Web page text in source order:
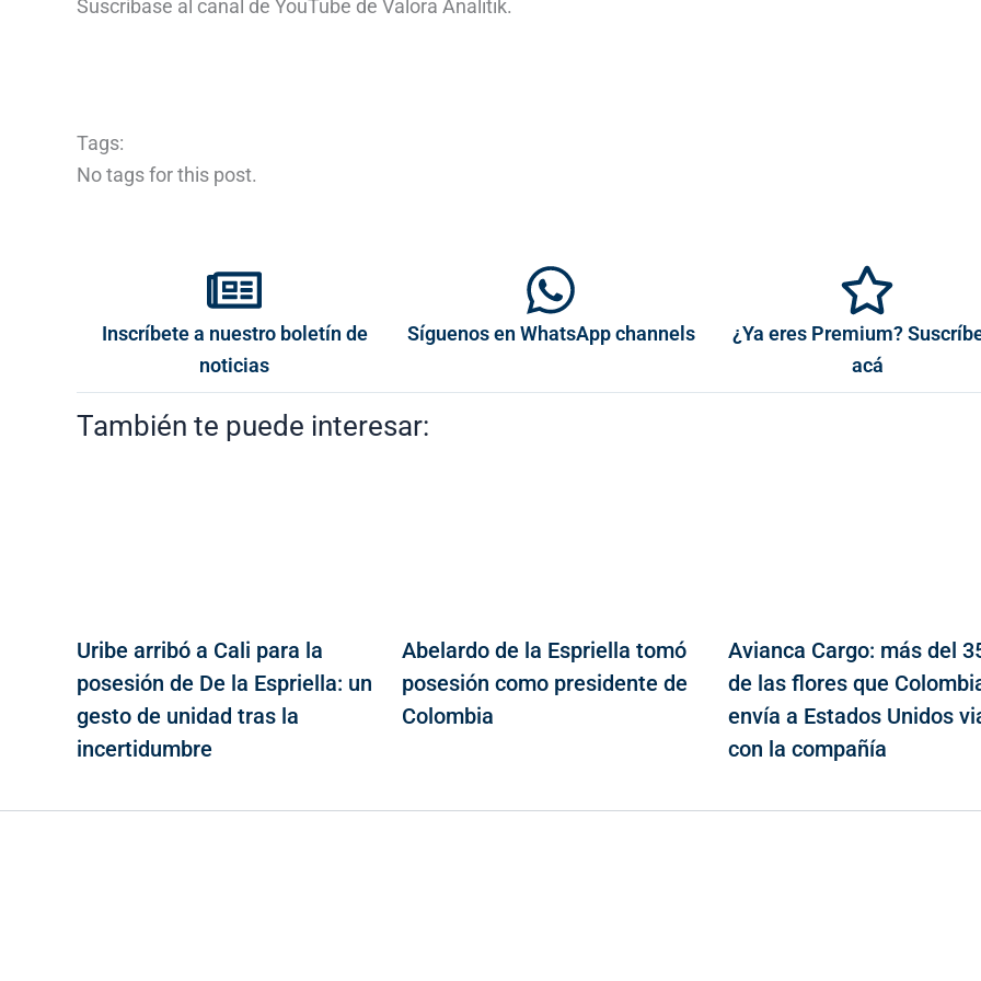
Suscríbase al canal de YouTube de Valora Analitik.
Tags:
No tags for this post.
Inscríbete a nuestro boletín de
noticias
Síguenos en WhatsApp channels
¿Ya eres Premium?
acá
También te puede interesar:
Uribe arribó a Cali para la
posesión de De la Espriella: un
gesto de unidad tras la
incertidumbre
Abelardo de la Espriella tomó
posesión como presidente de
Colombia
Avianca Cargo: más del
de las flores que
envía a Estados Unidos
con la compañía